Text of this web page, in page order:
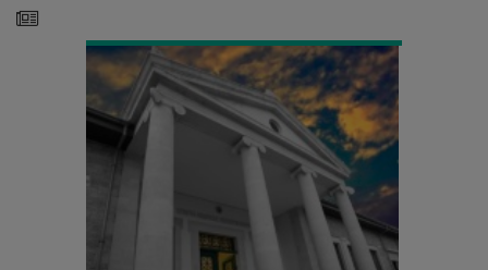
Πρόγραμμα
εγγραφών